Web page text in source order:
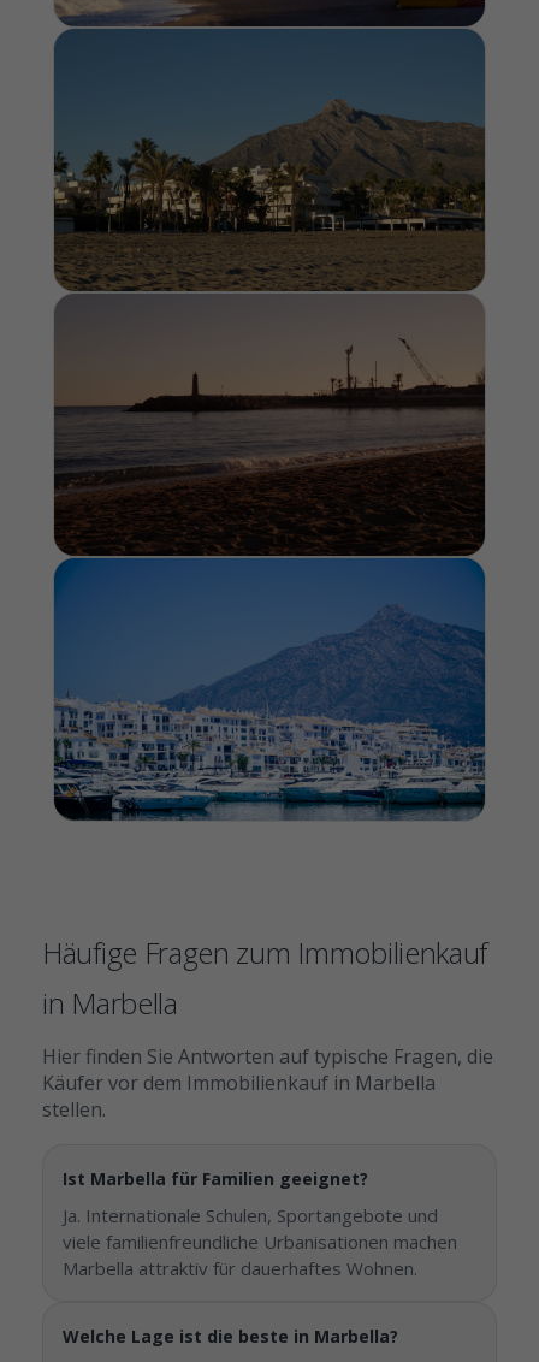
Häufige Fragen zum Immobilienkauf
in Marbella
Hier finden Sie Antworten auf typische Fragen, die
Käufer vor dem Immobilienkauf in Marbella
stellen.
Ist Marbella für Familien geeignet?
Ja. Internationale Schulen, Sportangebote und
viele familienfreundliche Urbanisationen machen
Marbella attraktiv für dauerhaftes Wohnen.
Welche Lage ist die beste in Marbella?